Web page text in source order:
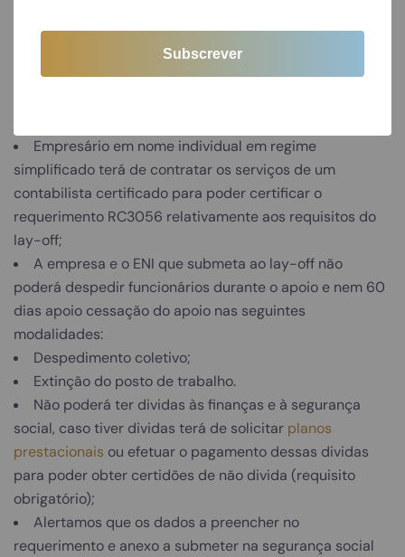
Os trabalhadores independentes ou ENI’s que
estejam isentos do pagamento das contribuições à
segurança social terão de submeter a declaração
Empresário em nome individual em regime
simplificado terá de contratar os serviços de um
contabilista certificado para poder certificar o
requerimento RC3056 relativamente aos requisitos do
lay-off;
A empresa e o ENI que submeta ao lay-off não
poderá despedir funcionários durante o apoio e nem 60
dias apoio cessação do apoio nas seguintes
modalidades:
Despedimento coletivo;
Extinção do posto de trabalho.
Não poderá ter dividas às finanças e à segurança
social, caso tiver dividas terá de solicitar planos
prestacionais ou efetuar o pagamento dessas dividas
para poder obter certidões de não divida (requisito
obrigatório);
Alertamos que os dados a preencher no
requerimento e anexo a submeter na segurança social